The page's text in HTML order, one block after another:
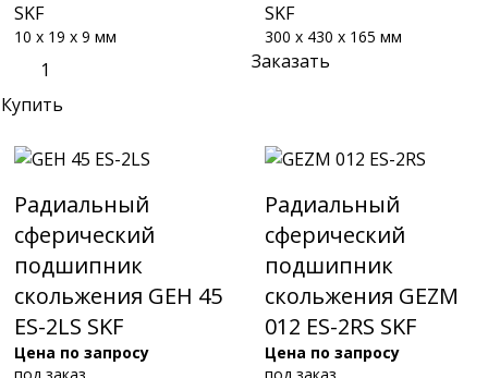
SKF
10 x 19 x 9 мм
Купить
SKF
300 x 430 x 165 мм
Заказать
Радиальный
сферический
подшипник
скольжения GEH 45
ES-2LS SKF
Цена по запросу
Радиальный
сферический
подшипник
скольжения GEZM
012 ES-2RS SKF
Цена по запросу